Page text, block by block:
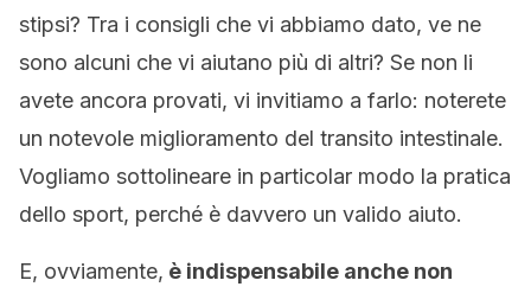
stipsi? Tra i consigli che vi abbiamo dato, ve ne
sono alcuni che vi aiutano più di altri? Se non li
avete ancora provati, vi invitiamo a farlo: noterete
un notevole miglioramento del transito intestinale.
Vogliamo sottolineare in particolar modo la pratica
dello sport, perché è davvero un valido aiuto.
E, ovviamente, è indispensabile anche non